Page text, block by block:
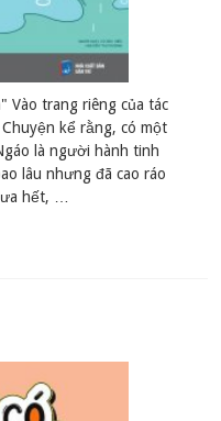
Vào trang riêng của tác
Chuyện kể rằng, có một
là người hành tinh
lâu nhưng đã cao ráo
hết, …